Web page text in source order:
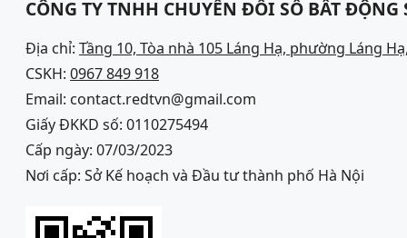
CÔNG TY TNHH CHUYỂN ĐỔI SỐ BẤT ĐỘNG
Địa chỉ: Tầng 10, Tòa nhà 105 Láng Hạ, phường Láng
CSKH: 0967 849 918
Email: contact.redtvn@gmail.com
Giấy ĐKKD số: 0110275494
Cấp ngày: 07/03/2023
Nơi cấp: Sở Kế hoạch và Đầu tư thành phố Hà Nội